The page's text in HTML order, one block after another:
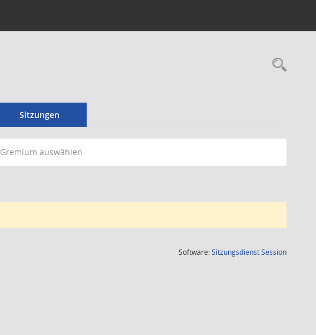
Sitzungen
Gremium auswählen
Software:SitzungsdienstSession(Wird in